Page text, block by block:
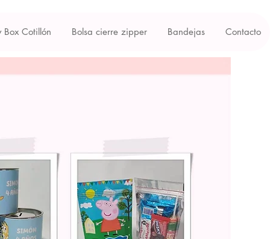
Box Cotillón Bolsa cierre zipper Bandejas Contacto